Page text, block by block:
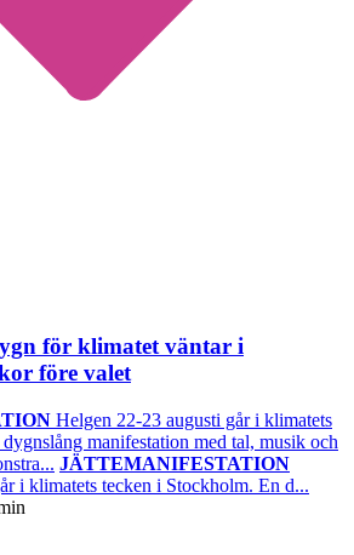
för klimatet väntar i
före valet
Helgen 22-23 augusti går i klimatets
manifestation med tal, musik och
JÄTTEMANIFESTATION
i klimatets tecken i Stockholm. En d...